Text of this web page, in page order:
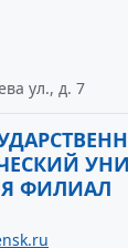
ул., д. 7
ФИЛИАЛ